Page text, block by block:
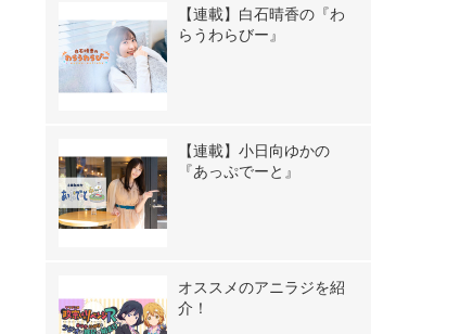
【連載】白石晴香の『わ
らうわらびー』
【連載】小日向ゆかの
『あっぷでーと』
オススメのアニラジを紹
介！